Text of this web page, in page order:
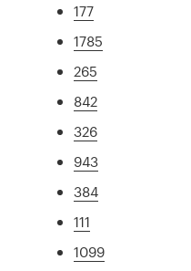
177
1785
265
842
326
943
384
111
1099